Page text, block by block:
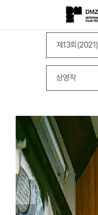
제13회(2021)
상영작